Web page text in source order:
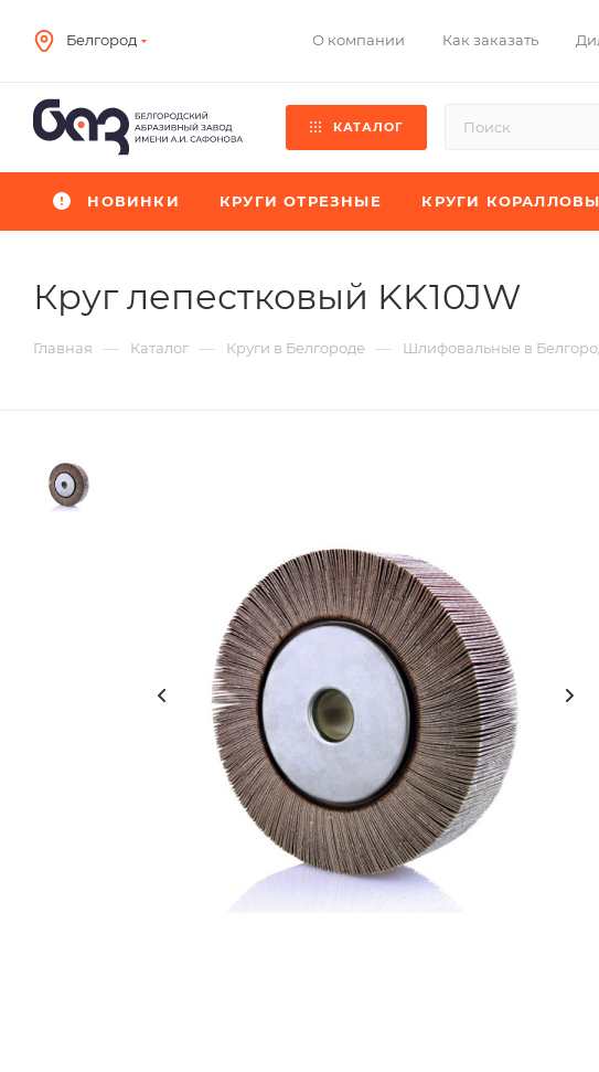
Белгород О компании Как заказать
КАТАЛОГ
НОВИНКИ КРУГИ ОТРЕЗНЫЕ КРУГИ
Круг лепестковый KK10JW
Главная — Каталог — Круги в Белгороде — Шлифовальные в